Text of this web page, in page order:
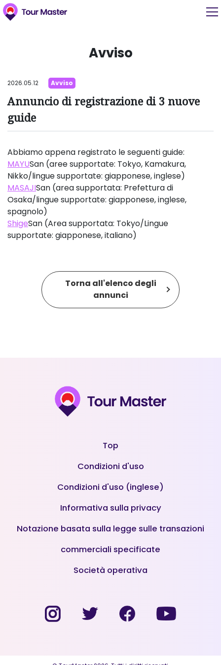
Avviso
2026.05.12 Avviso
Annuncio di registrazione di 3 nuove
guide
Abbiamo appena registrato le seguenti guide:
MAYUSan (aree supportate: Tokyo, Kamakura,
Nikko/lingue supportate: giapponese, inglese)
MASAJISan (area supportata: Prefettura di
Osaka/lingue supportate: giapponese, inglese,
spagnolo)
ShigeSan (Area supportata: Tokyo/Lingue
supportate: giapponese, italiano)
Torna all'elenco degli
annunci
Top
Condizioni d'uso
Condizioni d'uso (inglese)
Informativa sulla privacy
Notazione basata sulla legge sulle transazioni
commerciali specificate
Società operativa